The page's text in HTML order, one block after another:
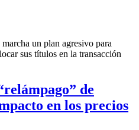
un plan agresivo para
sus títulos en la transacción
de
en los precios